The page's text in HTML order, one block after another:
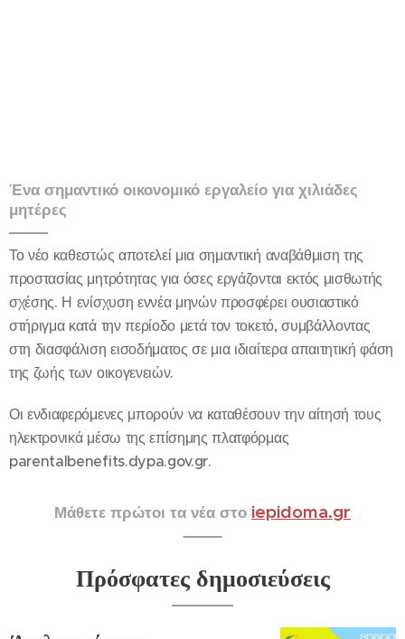
Ένα σημαντικό οικονομικό εργαλείο για χιλιάδες
μητέρες
Το νέο καθεστώς αποτελεί μια σημαντική αναβάθμιση της
προστασίας μητρότητας για όσες εργάζονται εκτός μισθωτής
σχέσης. Η ενίσχυση εννέα μηνών προσφέρει ουσιαστικό
στήριγμα κατά την περίοδο μετά τον τοκετό, συμβάλλοντας
στη διασφάλιση εισοδήματος σε μια ιδιαίτερα απαιτητική φάση
της ζωής των οικογενειών.
Οι ενδιαφερόμενες μπορούν να καταθέσουν την αίτησή τους
ηλεκτρονικά μέσω της επίσημης πλατφόρμας
parentalbenefits.dypa.gov.gr.
Μάθετε πρώτοι τα νέα στο iepidoma.gr
Πρόσφατες δημοσιεύσεις